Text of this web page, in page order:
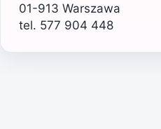
01-913 Warszawa
tel. 577 904 448